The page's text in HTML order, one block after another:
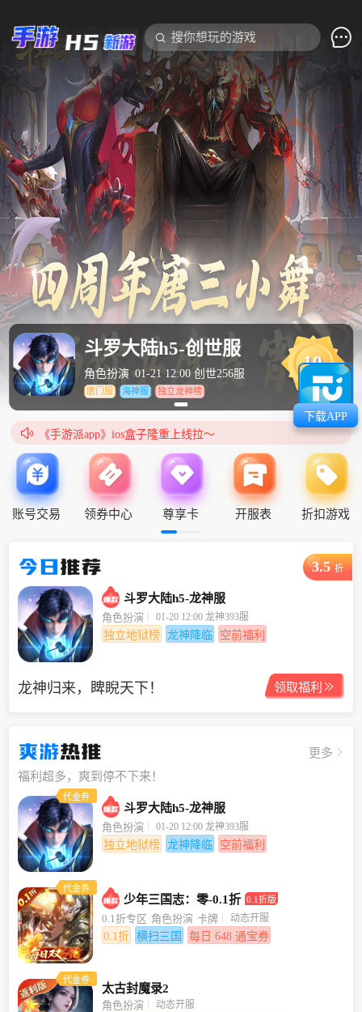
 搜你想玩的游戏
斗罗大陆h5-创世服
角色扮演 01-21 12:00 创世256服
唐门服 海神服 独立龙神榜
10

《手游派app》ios盒子隆重上线拉～
账号交易 领券中心 尊享卡 开服表 折扣游戏
今日推荐 3.5 折
斗罗大陆h5-龙神服
角色扮演 01-20 12:00 龙神393服
独立地狱榜 龙神降临 空前福利
龙神归来，睥睨天下！ 领取福利 
爽游热推
更多
福利超多，爽到停不下来！
代金券
斗罗大陆h5-龙神服
角色扮演 01-20 12:00 龙神393服
独立地狱榜 龙神降临 空前福利
代金券
少年三国志：零-0.1折 0.1折版
0.1折专区 角色扮演 卡牌 动态开服
0.1折 横扫三国 每日 648 通宝券
代金券
太古封魔录2
角色扮演 动态开服
下载APP